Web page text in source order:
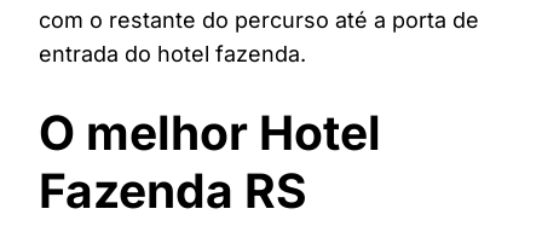
com o restante do percurso até a porta de
entrada do hotel fazenda.
O melhor Hotel
Fazenda RS